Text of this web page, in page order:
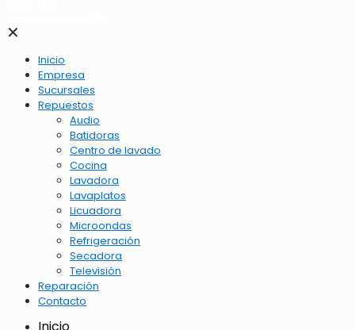
✕
Inicio
Empresa
Sucursales
Repuestos
Audio
Batidoras
Centro de lavado
Cocina
Lavadora
Lavaplatos
Licuadora
Microondas
Refrigeración
Secadora
Televisión
Reparación
Contacto